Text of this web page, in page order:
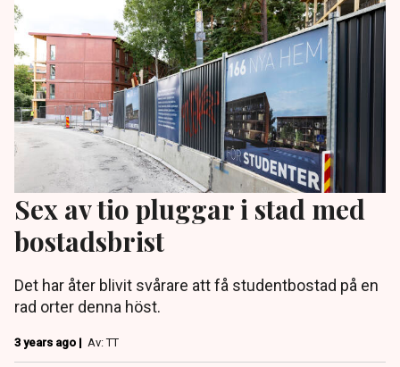
Sex av tio pluggar i stad med
bostadsbrist
Det har åter blivit svårare att få studentbostad på en
rad orter denna höst.
3 years ago | Av: TT